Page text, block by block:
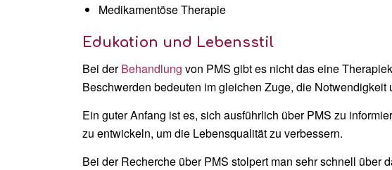
Medikamentöse Therapie
Edukation und Lebensstil
Bei derBehandlung von PMS gibt es nicht das eine
Beschwerden bedeuten im gleichen Zuge, die
Ein guter Anfang ist es, sich ausführlich über PMS zu
zu entwickeln, um die Lebensqualität zu verbessern.
Bei der Recherche über PMS stolpert man sehr schnell über